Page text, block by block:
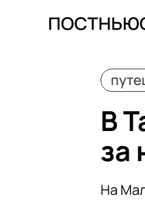
В
за
На